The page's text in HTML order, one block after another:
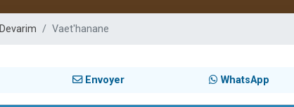
Devarim Vaet'hanane
Envoyer WhatsApp